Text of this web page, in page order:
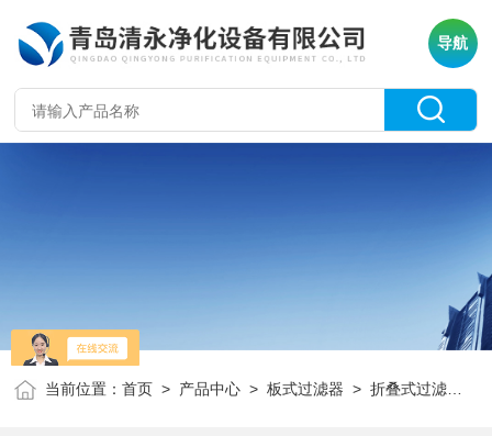
导航
当前位置：首页 > 产品中心 >板式过滤器 >折叠式过滤器（初效）